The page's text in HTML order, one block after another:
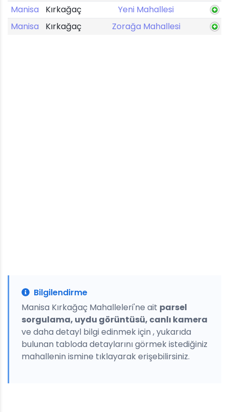
Manisa
Kırkağaç
Yeni Mahallesi
Manisa
Kırkağaç Zorağa Mahallesi
Bilgilendirme
Manisa Kırkağaç Mahalleleri'ne ait parsel
sorgulama, uydu görüntüsü, canlı kamera
ve daha detayl bilgi edinmek için , yukarıda
bulunan tabloda detaylarını görmek istediğiniz
mahallenin ismine tıklayarak erişebilirsiniz.